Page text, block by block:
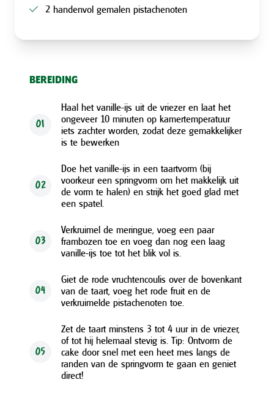
2 handenvol gemalen pistachenoten
BEREIDING
01
Haal het vanille-ijs uit de vriezer en laat het
ongeveer 10 minuten op kamertemperatuur
iets zachter worden, zodat deze gemakkelijker
is te bewerken
02
Doe het vanille-ijs in een taartvorm (bij
voorkeur een springvorm om het makkelijk uit
de vorm te halen) en strijk het goed glad met
een spatel.
03
Verkruimel de meringue, voeg een paar
frambozen toe en voeg dan nog een laag
vanille-ijs toe tot het blik vol is.
04
Giet de rode vruchtencoulis over de bovenkant
van de taart, voeg het rode fruit en de
verkruimelde pistachenoten toe.
05
Zet de taart minstens 3 tot 4 uur in de vriezer,
of tot hij helemaal stevig is. Tip: Ontvorm de
cake door snel met een heet mes langs de
randen van de springvorm te gaan en geniet
direct!